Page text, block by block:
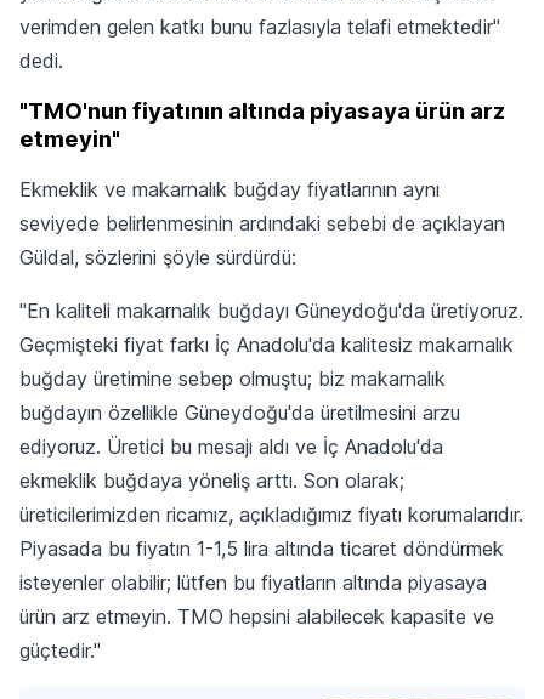
verimden gelen katkı bunu fazlasıyla telafi etmektedir"
dedi.
"TMO'nun fiyatının altında piyasaya ürün arz
etmeyin"
Ekmeklik ve makarnalık buğday fiyatlarının aynı
seviyede belirlenmesinin ardındaki sebebi de açıklayan
Güldal, sözlerini şöyle sürdürdü:
"En kaliteli makarnalık buğdayı Güneydoğu'da üretiyoruz.
Geçmişteki fiyat farkı İç Anadolu'da kalitesiz makarnalık
buğday üretimine sebep olmuştu; biz makarnalık
buğdayın özellikle Güneydoğu'da üretilmesini arzu
ediyoruz. Üretici bu mesajı aldı ve İç Anadolu'da
ekmeklik buğdaya yöneliş arttı. Son olarak;
üreticilerimizden ricamız, açıkladığımız fiyatı korumalarıdır.
Piyasada bu fiyatın 1-1,5 lira altında ticaret döndürmek
isteyenler olabilir; lütfen bu fiyatların altında piyasaya
ürün arz etmeyin. TMO hepsini alabilecek kapasite ve
güçtedir."